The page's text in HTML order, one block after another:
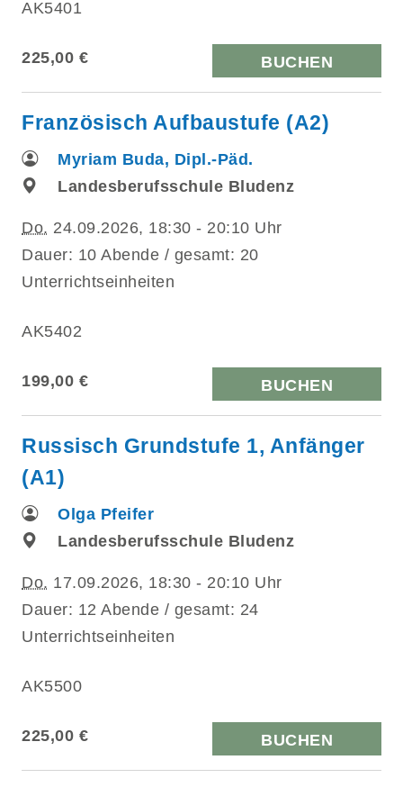
AK5401
225,00 € BUCHEN
Französisch Aufbaustufe (A2)
Myriam Buda, Dipl.-Päd.
Landesberufsschule Bludenz
Do. 24.09.2026, 18:30 - 20:10 Uhr
Dauer: 10 Abende / gesamt: 20
Unterrichtseinheiten
AK5402
199,00 € BUCHEN
Russisch Grundstufe 1, Anfänger
(A1)
Olga Pfeifer
Landesberufsschule Bludenz
Do. 17.09.2026, 18:30 - 20:10 Uhr
Dauer: 12 Abende / gesamt: 24
Unterrichtseinheiten
AK5500
225,00 € BUCHEN